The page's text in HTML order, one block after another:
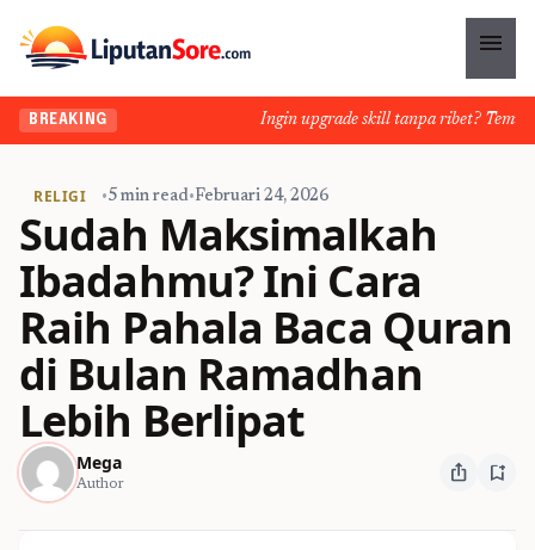
menu
BREAKING Ingin upgrade skill tanpa ribet?
RELIGI •5 min read•Februari 24, 2026
Sudah Maksimalkah
Ibadahmu? Ini Cara
Raih Pahala Baca Quran
di Bulan Ramadhan
Lebih Berlipat
Mega
Author ios_share bookmark_add